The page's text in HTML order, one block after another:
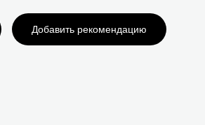
Добавить рекомендацию